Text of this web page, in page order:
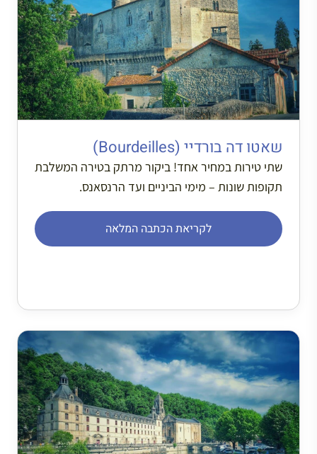
שאטו דה בורדיי (Bourdeilles)
שתי טירות במחיר אחד! ביקור מרתק בטירה המשלבת
תקופות שונות – מימי הביניים ועד הרנסאנס.
לקריאת הכתבה המלאה